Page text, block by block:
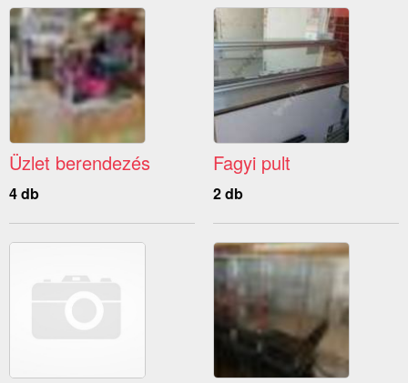
Üzlet berendezés
4 db
Fagyi pult
2 db